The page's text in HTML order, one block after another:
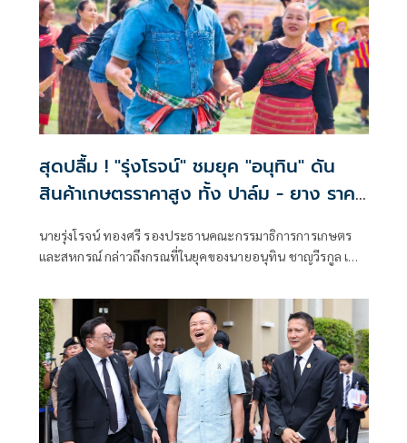
สุดปลื้ม ! "รุ่งโรจน์" ชมยุค "อนุทิน" ดัน
สินค้าเกษตรราคาสูง ทั้ง ปาล์ม - ยาง ราคา
ธรรม พร้อมเดินหน้าลดต้นทุนปุ๋ยช่วย
นายรุ่งโรจน์ ทองศรี รองประธานคณะกรรมาธิการการเกษตร
และสหกรณ์ กล่าวถึงกรณที่ในยุคของนายอนุทิน ชาญวีรกูล เป็น
ว่า ในยุคของของท่านอนุทินเป็นนายกรัฐมนตรี